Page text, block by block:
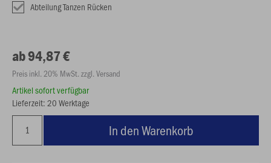
Abteilung Tanzen Rücken
ab 94,87 €
Preis inkl. 20% MwSt. zzgl. Versand
Artikel sofort verfügbar
Lieferzeit: 20 Werktage
In den Warenkorb